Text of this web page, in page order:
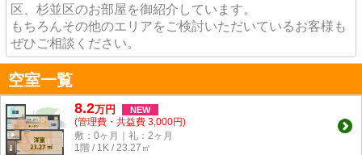
区、杉並区のお部屋を御紹介しています。
もちろんその他のエリアをご検討いただいているお客様も
ぜひご相談ください。
空室一覧
8.2万円 NEW
(管理費・共益費 3,000円)
敷：0ヶ月｜礼：2ヶ月
1階 / 1K / 23.27㎡